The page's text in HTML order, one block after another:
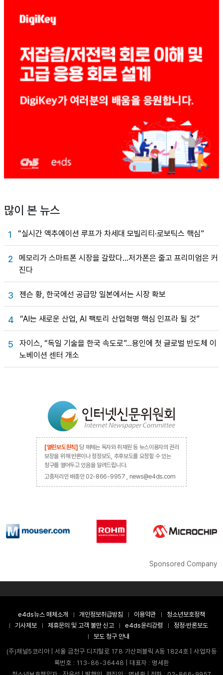
많이 본 뉴스
1 “실시간 액추에이션 루프가 차세대 모빌리티·로보틱스 핵심”
2
메모리가 스마트폰 시장을 갈랐다…저가폰은 줄고 프리미엄은 커
진다
3 젠슨 황, 한국에선 공급망 일본에서는 시장 확보
4 “AI는 새로운 산업, AI 팩토리 산업혁명 핵심 인프라 될 것”
5
자이스, “독일 기술을 한국 속도로”…용인에 첫 글로벌 반도체 이
노베이션 센터 개소
[열린보도원칙] 당 매체는 독자와 취재원 등 뉴스이용자의 권리
보장을 위해 반론이나 정정보도, 추후보도를 요청할 수 있는
창구를 열어두고 있음을 알려드립니다.
고충처리인 배종인 02-866-9957 , news@e4ds.com
Sponsored Company
e4ds뉴스 매체소개 개인정보취급방침 이용약관
청소년보호정책
기사제보
제휴문의 및 고객 불만 신고 e4ds윤리강령
정정·반론보도
보도 청구 안내
(주)채널5코리아 | 서울 금천구 디지털로 178 가산퍼블릭 A동 1824호 | 사업자등
록번호 : 113-86-36448 | 대표자 : 명세환